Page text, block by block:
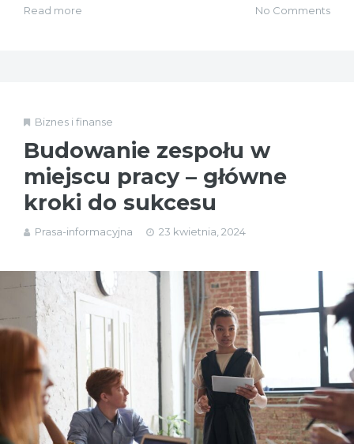
Read more No Comments
Biznes i finanse
Budowanie zespołu w
miejscu pracy – główne
kroki do sukcesu
Prasa-informacyjna 23 kwietnia, 2024